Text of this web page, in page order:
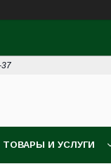
37
ТОВАРЫ И УСЛУГИ